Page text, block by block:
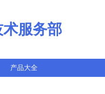
服务部
产品大全